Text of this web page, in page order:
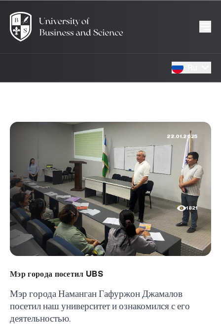
22.01.2025
1821
Мэр города посетил UBS
Мэр города Наманган Гафуржон Джамалов
посетил наш университет и ознакомился с его
деятельностью.